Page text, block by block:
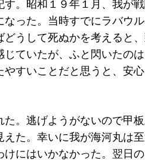
。昭和１９年１月、我が
った。当時すでにラバウ
うして死ぬかを考えると
ていたが、ふと閃いたの
すいことだと思うと、安
。逃げようがないので甲
た。幸いに我が海河丸は
にはいかなかった。翌日